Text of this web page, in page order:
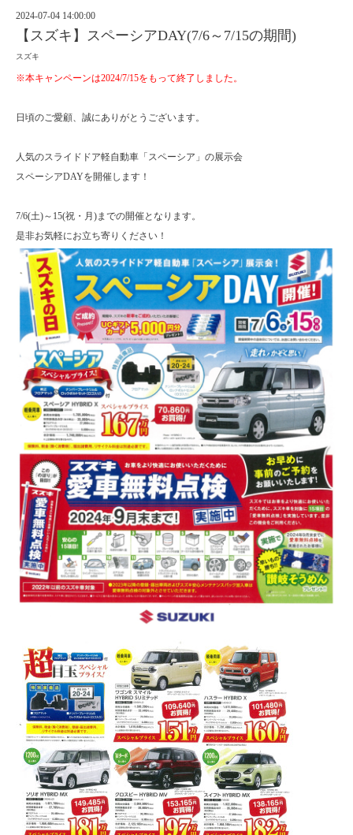
2024-07-04 14:00:00
【スズキ】スペーシアDAY(7/6～7/15の期間)
スズキ
※本キャンペーンは2024/7/15をもって終了しました。
日頃のご愛顧、誠にありがとうございます。
人気のスライドドア軽自動車「スペーシア」の展示会
スペーシアDAYを開催します！
7/6(土)～15(祝・月)までの開催となります。
是非お気軽にお立ち寄りください！